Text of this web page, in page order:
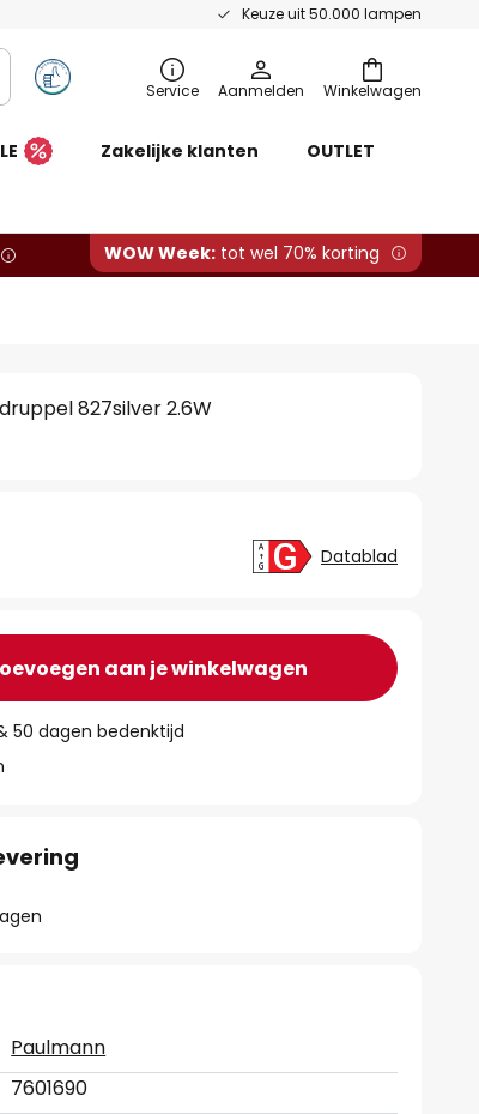
Keuze uit 50.000 lampen
Winkelwagen
Service Aanmelden
Zakelijke klanten OUTLET
WOW Week: tot wel 70% korting
827silver 2.6W
Datablad
aan je winkelwagen
50 dagen bedenktijd
Paulmann
7601690